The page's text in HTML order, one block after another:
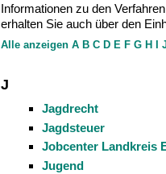
Informationen zu den
erhalten Sie auch über den
Alle anzeigen A B C D E F G H
J
Jagdrecht
Jagdsteuer
Jobcenter Landkreis
Jugend